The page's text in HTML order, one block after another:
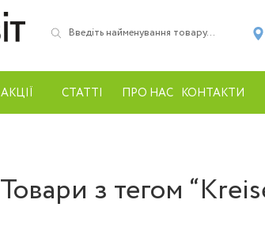
АКЦІЇ СТАТТІ ПРО НАС КОНТАКТИ
Товари з тегом